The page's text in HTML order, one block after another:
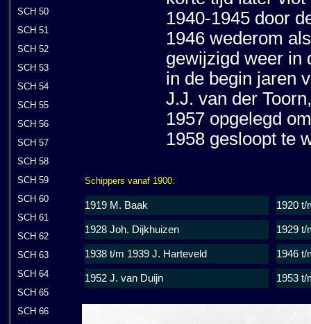
SCH 50
SCH 51
SCH 52
SCH 53
SCH 54
SCH 55
SCH 56
SCH 57
SCH 58
SCH 59
SCH 60
SCH 61
SCH 62
SCH 63
SCH 64
SCH 65
SCH 66
1940-1945 door
1946 wederom
gewijzigd weer in
in de begin jaren
J.J. van der
1957 opgelegd
1958 gesloopt te
Schippers vanaf 1900:
1919 M. Baak 1920 t/
1928 Joh. Dijkhuizen 1929 t/
1938 t/m 1939 J. Harteveld 1946 t/
1952 J. van Duijn 1953 t/